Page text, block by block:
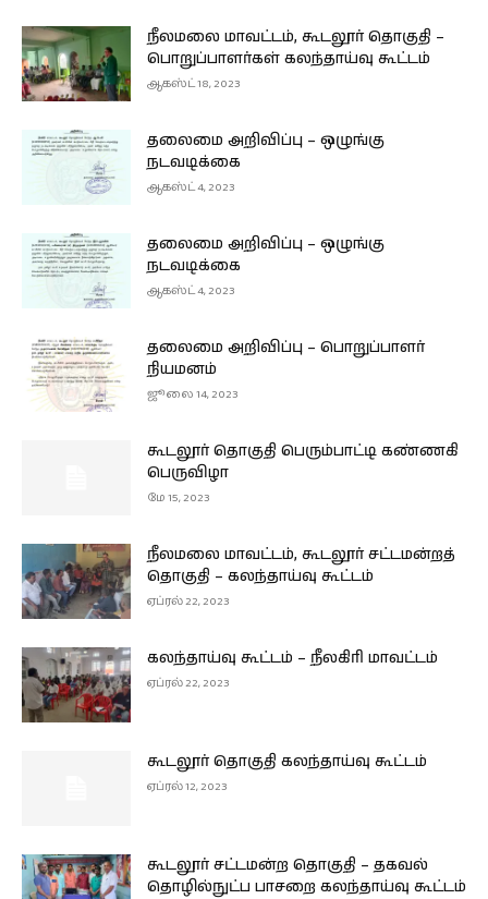
நீலமலை மாவட்டம், கூடலூர் தொகுதி –
பொறுப்பாளர்கள் கலந்தாய்வு கூட்டம்
ஆகஸ்ட் 18, 2023
தலைமை அறிவிப்பு – ஒழுங்கு
நடவடிக்கை
ஆகஸ்ட் 4, 2023
தலைமை அறிவிப்பு – ஒழுங்கு
நடவடிக்கை
ஆகஸ்ட் 4, 2023
தலைமை அறிவிப்பு – பொறுப்பாளர்
நியமனம்
ஜூலை 14, 2023
கூடலூர் தொகுதி பெரும்பாட்டி கண்ணகி
பெருவிழா
மே 15, 2023
நீலமலை மாவட்டம், கூடலூர் சட்டமன்றத்
தொகுதி – கலந்தாய்வு கூட்டம்
ஏப்ரல் 22, 2023
கலந்தாய்வு கூட்டம் – நீலகிரி மாவட்டம்
ஏப்ரல் 22, 2023
கூடலூர் தொகுதி கலந்தாய்வு கூட்டம்
ஏப்ரல் 12, 2023
கூடலூர் சட்டமன்ற தொகுதி – தகவல்
தொழில்நுட்ப பாசறை கலந்தாய்வு கூட்டம்